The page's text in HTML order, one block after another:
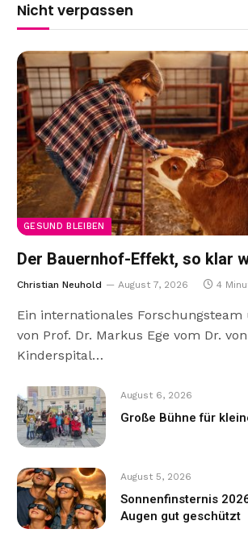
Nicht verpassen
GESUND BLEIBEN
Der Bauernhof-Effekt, so klar
Christian Neuhold August 7, 2026 4
Ein internationales
von Prof. Dr. Markus Ege vom Dr.
Kinderspital…
August 6, 2026
Große Bühne für
August 5, 2026
Sonnenfinsternis
Augen gut geschützt